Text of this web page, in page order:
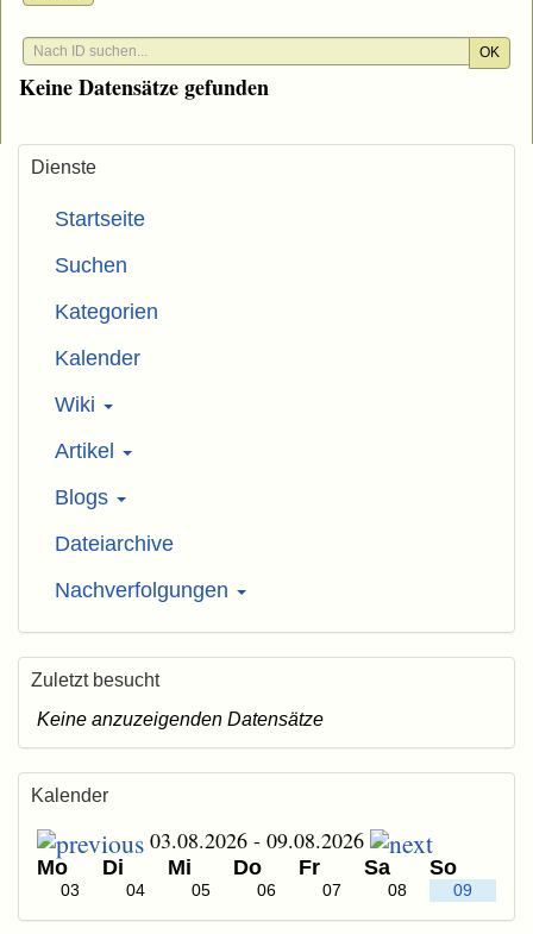
OK
Keine Datensätze gefunden
Dienste
Startseite
Suchen
Kategorien
Kalender
Wiki
Artikel
Blogs
Dateiarchive
Nachverfolgungen
Zuletzt besucht
Keine anzuzeigenden Datensätze
Kalender
03.08.2026 - 09.08.2026
Mo Di Mi Do Fr Sa So
03 04 05 06 07 08 09